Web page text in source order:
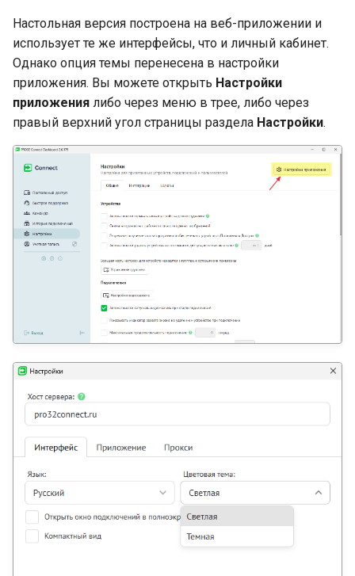
Настольная версия построена на веб-приложении и
использует те же интерфейсы, что и личный кабинет.
Однако опция темы перенесена в настройки
приложения. Вы можете открыть Настройки
приложения либо через меню в трее, либо через
правый верхний угол страницы раздела Настройки.